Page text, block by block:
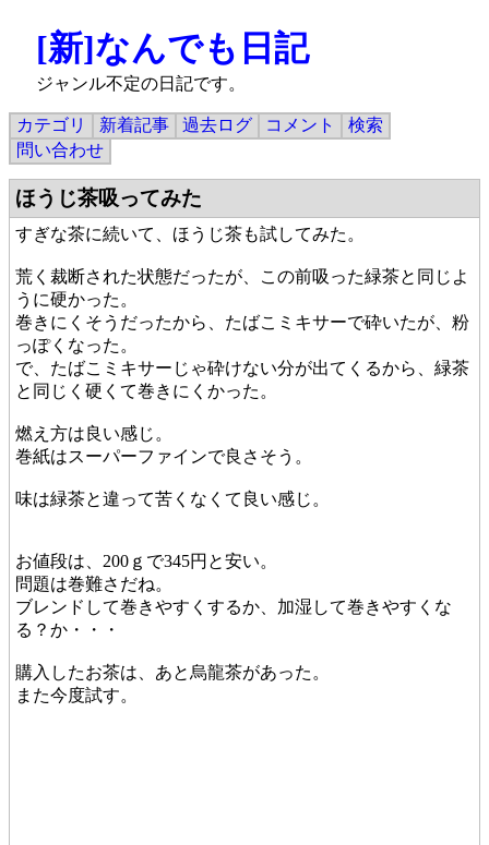
[新]なんでも日記
ジャンル不定の日記です。
カテゴリ 新着記事 過去ログ コメント
検索
問い合わせ
ほうじ茶吸ってみた
すぎな茶に続いて、ほうじ茶も試してみた。
荒く裁断された状態だったが、この前吸った緑茶と同じよ
うに硬かった。
巻きにくそうだったから、たばこミキサーで砕いたが、粉
っぽくなった。
で、たばこミキサーじゃ砕けない分が出てくるから、緑茶
と同じく硬くて巻きにくかった。
燃え方は良い感じ。
巻紙はスーパーファインで良さそう。
味は緑茶と違って苦くなくて良い感じ。
お値段は、200ｇで345円と安い。
問題は巻難さだね。
ブレンドして巻きやすくするか、加湿して巻きやすくな
る？か・・・
購入したお茶は、あと烏龍茶があった。
また今度試す。